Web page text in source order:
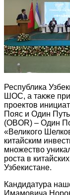
Республика
ШОС, а также
проектов
Пояс и Один
(OBOR) – Один
«Великого
китайским
множество
роста в
Узбекистане.
Кандидатура